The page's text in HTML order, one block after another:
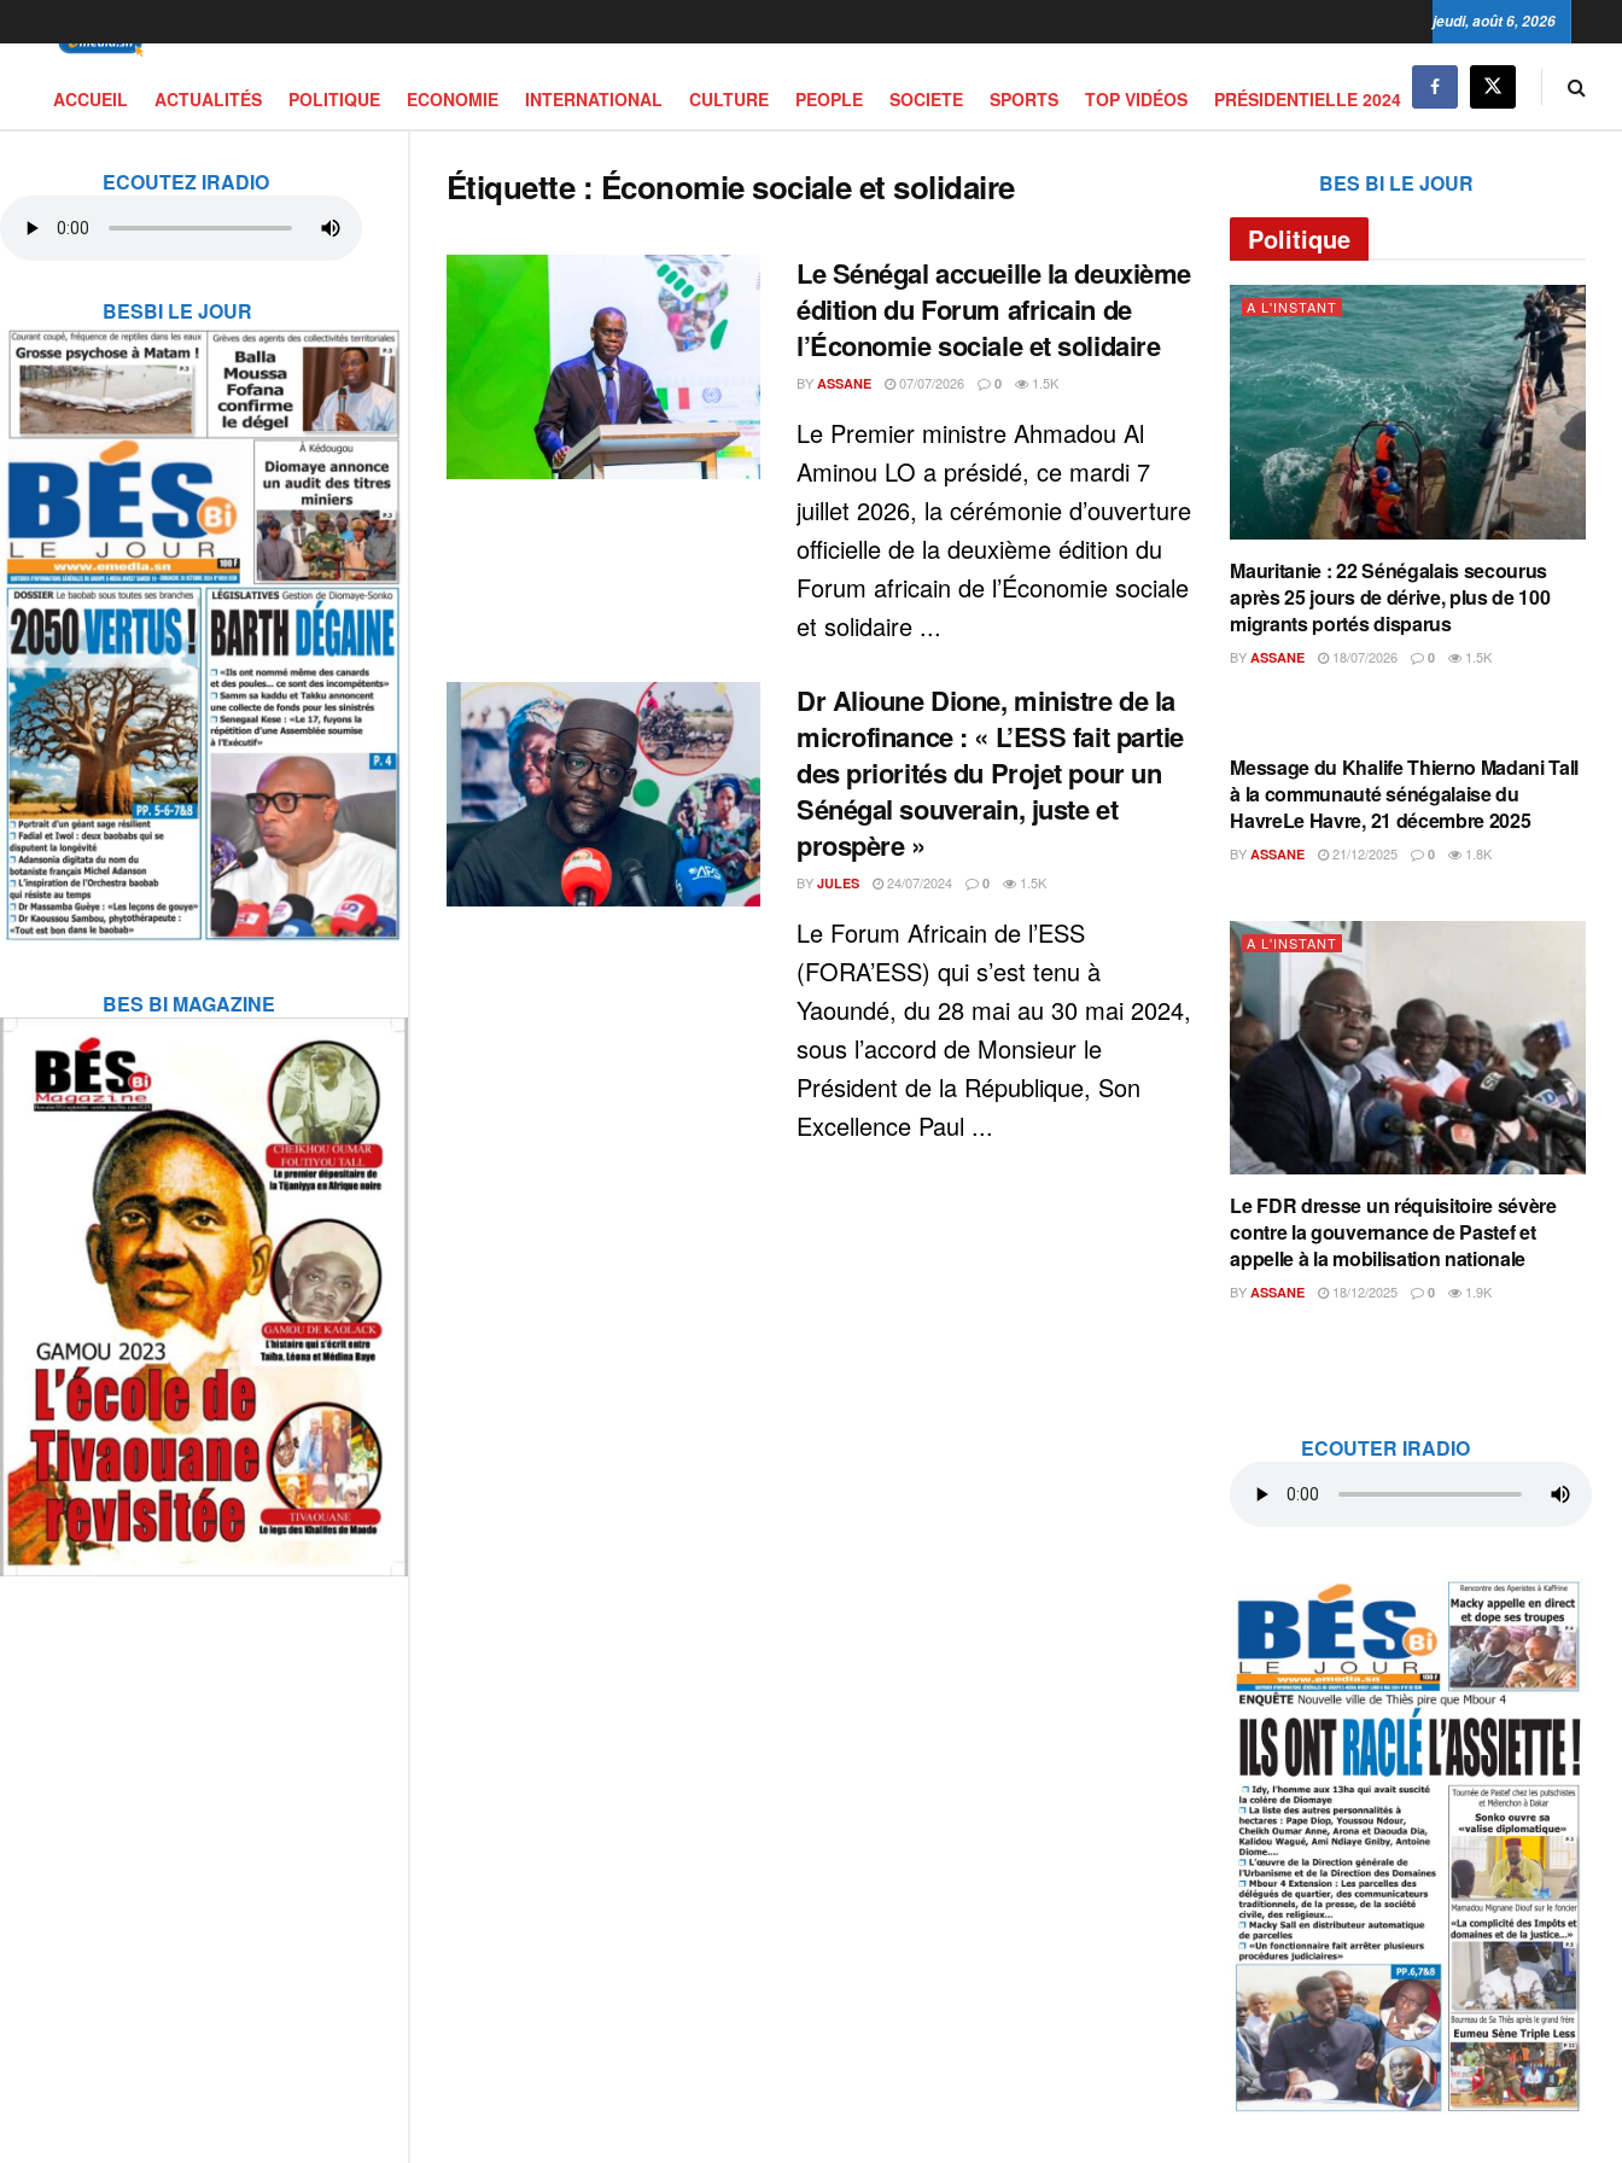
ECOUTEZ IRADIO
BESBI LE JOUR
BES BI MAGAZINE
jeudi, août 6, 2026
ACCUEIL ACTUALITÉS POLITIQUE ECONOMIE INTERNATIONAL CULTURE PEOPLE SOCIETE SPORTS TOP VIDÉOS PRÉSIDENTIELLE 2024
Étiquette : Économie sociale et solidaire
Le Sénégal accueille la deuxième
édition du Forum africain de
l’Économie sociale et solidaire
BY ASSANE 07/07/2026 0 1.5K
Le Premier ministre Ahmadou Al
Aminou LO a présidé, ce mardi 7
juillet 2026, la cérémonie d’ouverture
officielle de la deuxième édition du
Forum africain de l’Économie sociale
et solidaire ...
Dr Alioune Dione, ministre de la
microfinance : « L’ESS fait partie
des priorités du Projet pour un
Sénégal souverain, juste et
prospère »
BY JULES 24/07/2024 0 1.5K
Le Forum Africain de l’ESS
(FORA’ESS) qui s’est tenu à
Yaoundé, du 28 mai au 30 mai 2024,
sous l’accord de Monsieur le
Président de la République, Son
Excellence Paul ...
BES BI LE JOUR
Politique
A L'INSTANT
Mauritanie : 22 Sénégalais secourus
après 25 jours de dérive, plus de 100
migrants portés disparus
BY ASSANE 18/07/2026 0 1.5K
A L'INSTANT
Message du Khalife Thierno Madani Tall
à la communauté sénégalaise du
HavreLe Havre, 21 décembre 2025
BY ASSANE 21/12/2025 0 1.8K
A L'INSTANT
Le FDR dresse un réquisitoire sévère
contre la gouvernance de Pastef et
appelle à la mobilisation nationale
BY ASSANE 18/12/2025 0 1.9K
ECOUTER IRADIO